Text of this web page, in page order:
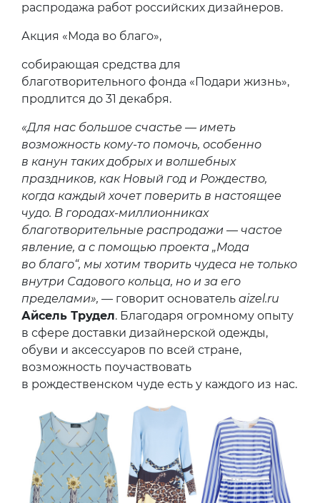
распродажа работ российских дизайнеров.
Акция «Мода во благо»,
собирающая средства для
благотворительного фонда «Подари жизнь»,
продлится до 31 декабря.
«Для нас большое счастье — иметь
возможность кому-то помочь, особенно
в канун таких добрых и волшебных
праздников, как Новый год и Рождество,
когда каждый хочет поверить в настоящее
чудо. В городах-миллионниках
благотворительные распродажи — частое
явление, а с помощью проекта „Мода
во благо“, мы хотим творить чудеса не только
внутри Садового кольца, но и за его
пределами», — говорит основатель aizel.ru
Айсель Трудел. Благодаря огромному опыту
в сфере доставки дизайнерской одежды,
обуви и аксессуаров по всей стране,
возможность поучаствовать
в рождественском чуде есть у каждого из нас.